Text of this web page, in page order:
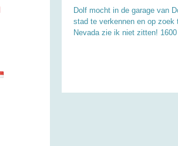
Dolf mocht in de garage van
stad te verkennen en op zoek
Nevada zie ik niet zitten!